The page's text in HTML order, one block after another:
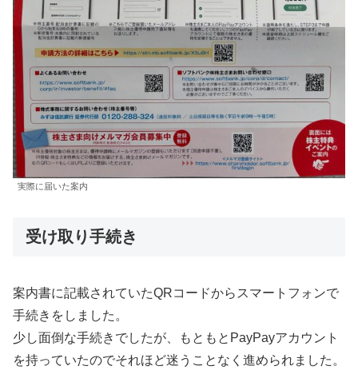
実際に届いた案内
受け取り手続き
案内書に記載されていたQRコードからスマートフォンで
手続きをしました。
少し面倒な手続きでしたが、もともとPayPayアカウント
を持っていたのでそれほど迷うことなく進められました。